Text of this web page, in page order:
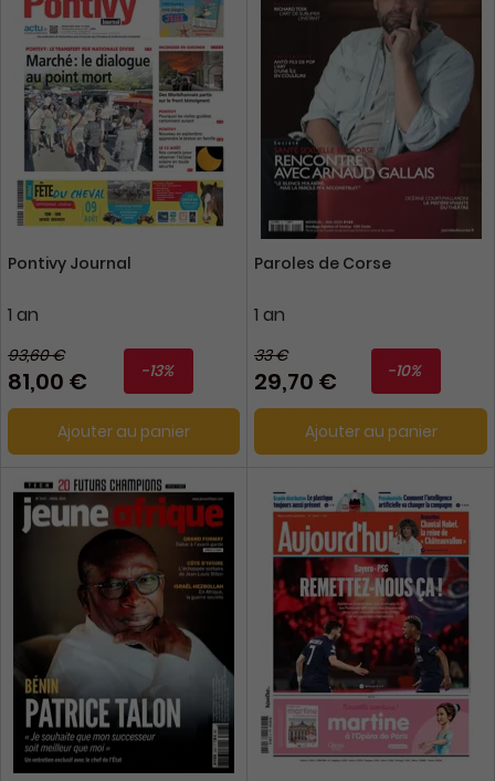
Pontivy Journal
1 an
93,60 €
81,00 € -13%
Ajouter au panier
Paroles de Corse
1 an
33 €
29,70 € -10%
Ajouter au panier